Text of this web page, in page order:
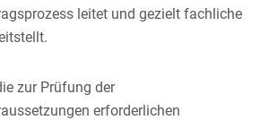
leitet und gezielt fachliche
zur Prüfung der
erforderlichen